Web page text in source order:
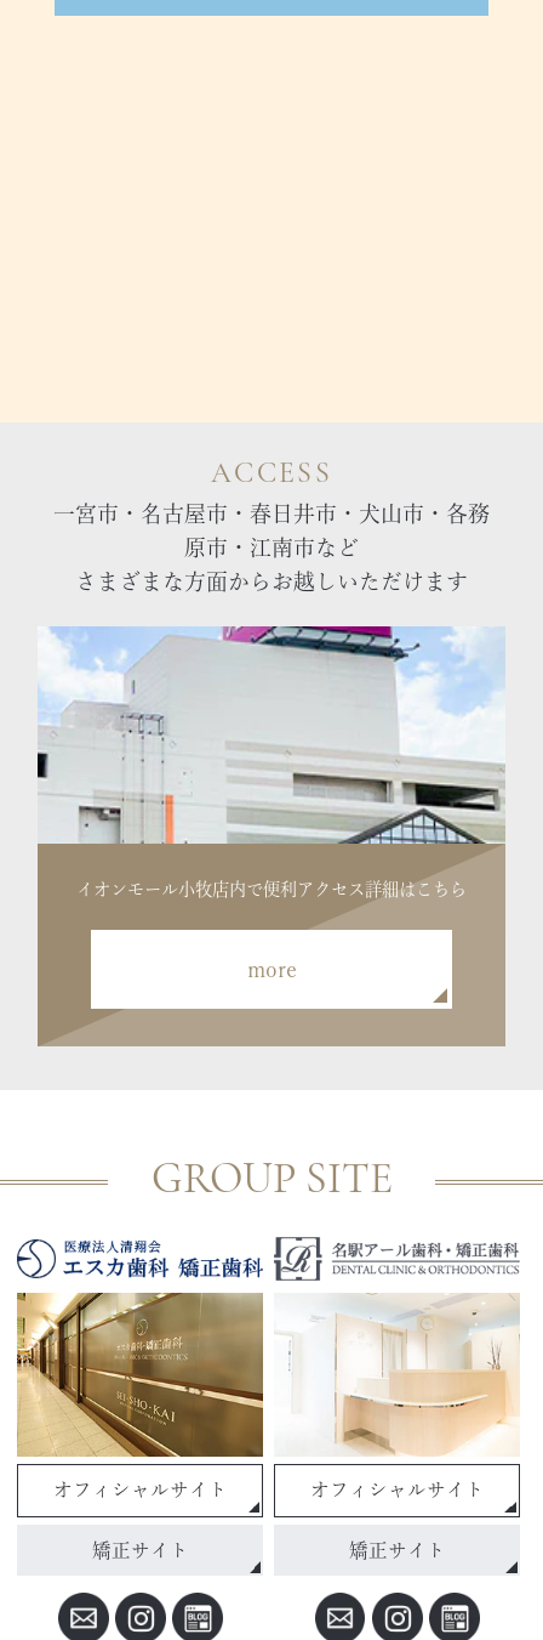
ACCESS
一宮市・名古屋市・春日井市・犬山市・各務
原市・江南市など
さまざまな方面からお越しいただけます
イオンモール小牧店内で便利 アクセス詳細はこちら
more
GROUP SITE
オフィシャルサイト
矯正サイト
オフィシャルサイト
矯正サイト